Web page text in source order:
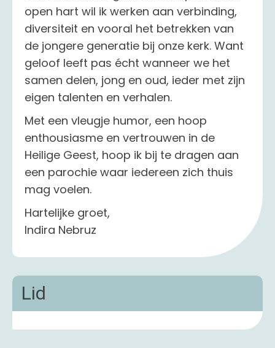
open hart wil ik werken aan verbinding,
diversiteit en vooral het betrekken van
de jongere generatie bij onze kerk. Want
geloof leeft pas écht wanneer we het
samen delen, jong en oud, ieder met zijn
eigen talenten en verhalen.
Met een vleugje humor, een hoop
enthousiasme en vertrouwen in de
Heilige Geest, hoop ik bij te dragen aan
een parochie waar iedereen zich thuis
mag voelen.
Hartelijke groet,
Indira Nebruz
Lid